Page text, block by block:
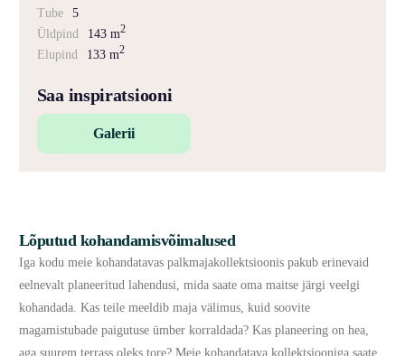
Tube
5
Üldpind
143 m2
Elupind 133 m2
Saa inspiratsiooni
Galerii
Lõputud kohandamisvõimalused
Iga kodu meie kohandatavas palkmajakollektsioonis pakub erinevaid
eelnevalt planeeritud lahendusi, mida saate oma maitse järgi veelgi
kohandada. Kas teile meeldib maja välimus, kuid soovite
magamistubade paigutuse ümber korraldada? Kas planeering on hea,
aga suurem terrass oleks tore? Meie kohandatava kollektsiooniga saate